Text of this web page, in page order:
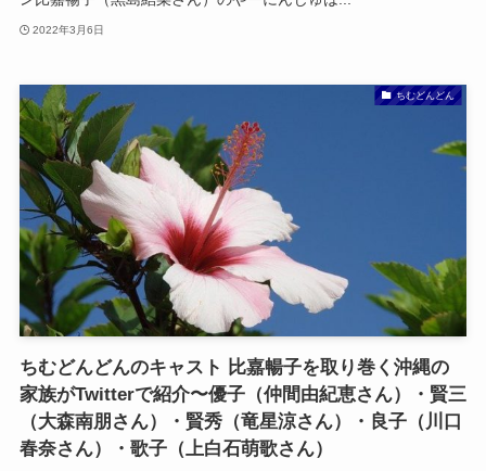
2022年3月6日
ちむどんどん
ちむどんどんのキャスト 比嘉暢子を取り巻く沖縄の
家族がTwitterで紹介〜優子（仲間由紀恵さん）・賢三
（大森南朋さん）・賢秀（竜星涼さん）・良子（川口
春奈さん）・歌子（上白石萌歌さん）